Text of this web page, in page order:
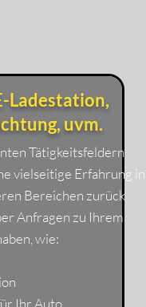
Ladestation,
uvm.
Tätigkeitsfeldern
vielseitige Erfahrung in
Bereichen zurück
Anfragen zu Ihrem
wie:
Ihr Auto